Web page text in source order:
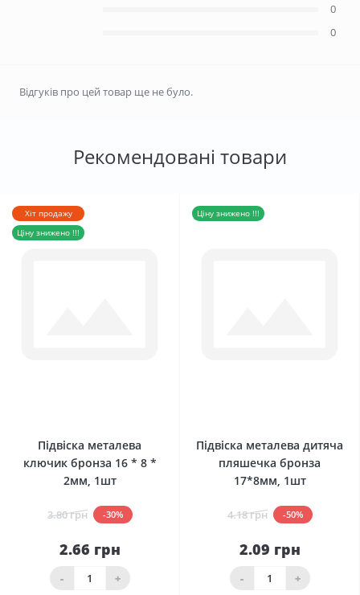
0
0
Відгуків про цей товар ще не було.
Рекомендовані товари
Хіт продажу
Ціну знижено !!!
Підвіска металева
ключик бронза 16 * 8 *
2мм, 1шт
3.80 грн -30%
2.66 грн
- +
Ціну знижено !!!
Підвіска металева дитяча
пляшечка бронза
17*8мм, 1шт
4.18 грн -50%
2.09 грн
- +